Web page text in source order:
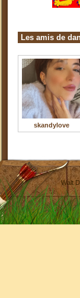
Les amis de
skandylove
Walt